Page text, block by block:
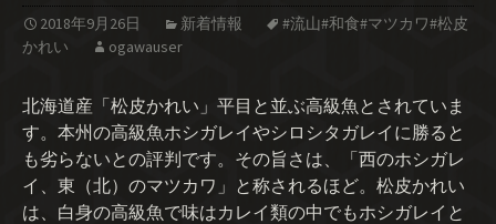
2018年9月26日 新着情報
#流山#和食#マツカワ#松皮
かれい
ogawauser
北海道産「松皮かれい」平目と並ぶ高級魚とされていま
す。本州の高級魚ホシガレイやシロシタガレイに勝ると
も劣らないとの評判です。その旨さは、「西のホシガレ
イ、東（北）のマツカワ」と称されるほど。松皮かれい
は、白身の高級魚で味はカレイ類の中でもホシガレイと